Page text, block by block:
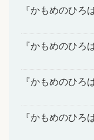
『かもめのひ
『かもめのひ
『かもめのひ
『かもめのひ